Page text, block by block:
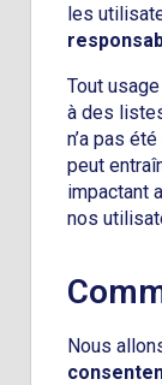
les
Tout
à des
n’a pas
peut
impactant
nos
Nous